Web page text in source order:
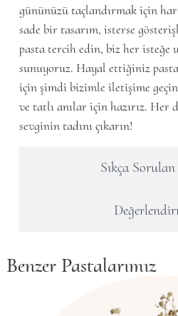
Sıkça
gününüzü taçlandırmak için
sade bir tasarım, isterse
pasta tercih edin, biz her isteğe
sunuyoruz. Hayal ettiğiniz
için şimdi bizimle iletişime
ve tatlı anılar için hazırız.
sevginin tadını çıkarın!
Benzer Pastalarımız